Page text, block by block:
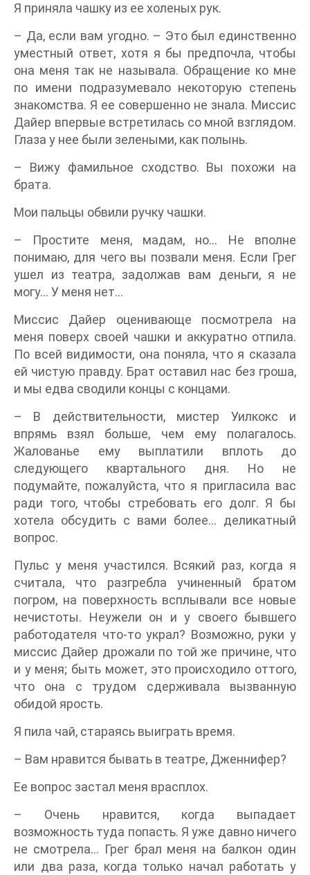
Я приняла чашку из ее холеных рук.
– Да, если вам угодно. – Это был единственно
уместный ответ, хотя я бы предпочла, чтобы
она меня так не называла. Обращение ко мне
по имени подразумевало некоторую степень
знакомства. Я ее совершенно не знала. Миссис
Дайер впервые встретилась со мной взглядом.
Глаза у нее были зелеными, как полынь.
– Вижу фамильное сходство. Вы похожи на
брата.
Мои пальцы обвили ручку чашки.
– Простите меня, мадам, но… Не вполне
понимаю, для чего вы позвали меня. Если Грег
ушел из театра, задолжав вам деньги, я не
могу… У меня нет…
Миссис Дайер оценивающе посмотрела на
меня поверх своей чашки и аккуратно отпила.
По всей видимости, она поняла, что я сказала
ей чистую правду. Брат оставил нас без гроша,
и мы едва сводили концы с концами.
– В действительности, мистер Уилкокс и
впрямь взял больше, чем ему полагалось.
Жалованье ему выплатили вплоть до
следующего квартального дня. Но не
подумайте, пожалуйста, что я пригласила вас
ради того, чтобы стребовать его долг. Я бы
хотела обсудить с вами более… деликатный
вопрос.
Пульс у меня участился. Всякий раз, когда я
считала, что разгребла учиненный братом
погром, на поверхность всплывали все новые
нечистоты. Неужели он и у своего бывшего
работодателя что‑то украл? Возможно, руки у
миссис Дайер дрожали по той же причине, что
и у меня; быть может, это происходило оттого,
что она с трудом сдерживала вызванную
обидой ярость.
Я пила чай, стараясь выиграть время.
– Вам нравится бывать в театре, Дженнифер?
Ее вопрос застал меня врасплох.
– Очень нравится, когда выпадает
возможность туда попасть. Я уже давно ничего
не смотрела… Грег брал меня на балкон один
или два раза, когда только начал работать у